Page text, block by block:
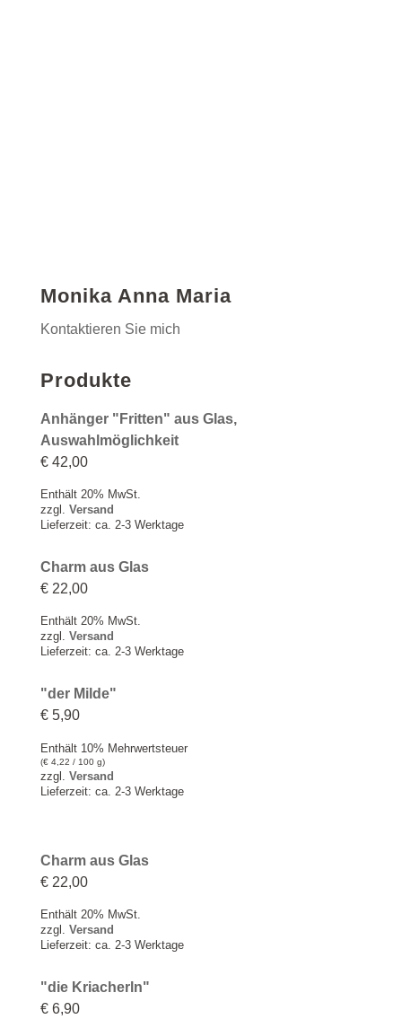
Monika Anna Maria
Kontaktieren Sie mich
Produkte
Anhänger "Fritten" aus Glas,
Auswahlmöglichkeit
€42,00
Enthält 20% MwSt.
zzgl. Versand
Lieferzeit: ca. 2-3 Werktage
Charm aus Glas
€22,00
Enthält 20% MwSt.
zzgl. Versand
Lieferzeit: ca. 2-3 Werktage
"der Milde"
€5,90
Enthält 10% Mehrwertsteuer
(€4,22 / 100 g)
zzgl. Versand
Lieferzeit: ca. 2-3 Werktage
Charm aus Glas
€22,00
Enthält 20% MwSt.
zzgl. Versand
Lieferzeit: ca. 2-3 Werktage
"die Kriacherln"
€6,90